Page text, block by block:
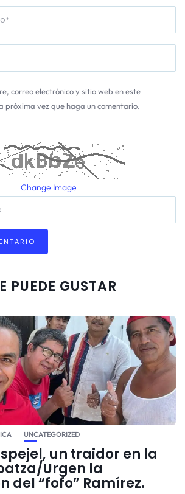
correo electrónico y sitio web en este
próxima vez que haga un comentario.
Change Image
PUEDE GUSTAR
UNCATEGORIZED
un traidor en la
Urgen la
del “fofo” Ramírez.